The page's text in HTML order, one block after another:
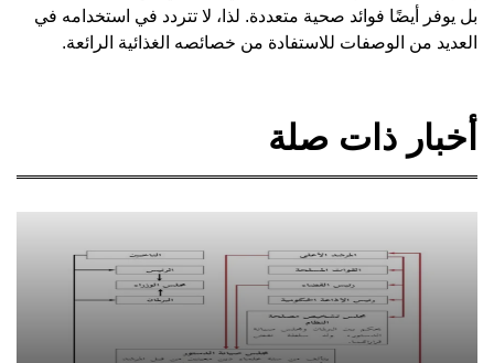
بل يوفر أيضًا فوائد صحية متعددة. لذا، لا تتردد في استخدامه في
العديد من الوصفات للاستفادة من خصائصه الغذائية الرائعة.
أخبار ذات صلة